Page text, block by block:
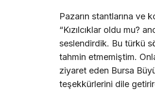
Pazarın stantlarına ve
“Kızılcıklar oldu mu?
seslendirdik. Bu türkü
tahmin etmemiştim.
ziyaret eden Bursa
teşekkürlerini dile